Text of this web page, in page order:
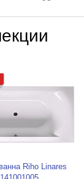
Riho Linares